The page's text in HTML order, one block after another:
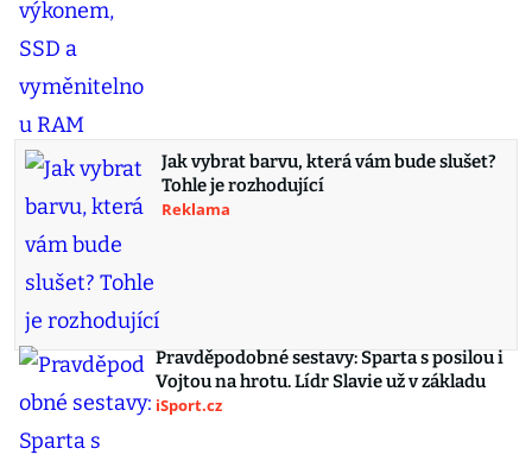
Jak vybrat barvu, která vám bude slušet?
Tohle je rozhodující
Reklama
Pravděpodobné sestavy: Sparta s posilou i
Vojtou na hrotu. Lídr Slavie už v základu
iSport.cz